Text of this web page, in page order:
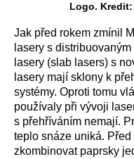
Logo. Kredit:
Jak před rokem zmínil
lasery s
lasery (slab lasers) s
lasery mají sklony k
systémy. Oproti tomu
používaly při vývoji
s přehříváním nemají.
teplo snáze uniká.
zkombinovat paprsky